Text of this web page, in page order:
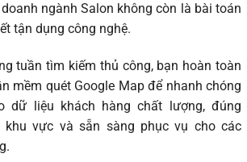
ngành Salon không còn là bài toán
tận dụng công nghệ.
tuần tìm kiếm thủ công, bạn hoàn toàn
mềm quét Google Map để nhanh chóng
dữ liệu khách hàng chất lượng, đúng
khu vực và sẵn sàng phục vụ cho các